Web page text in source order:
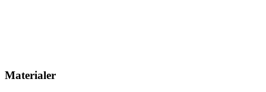
Materialer